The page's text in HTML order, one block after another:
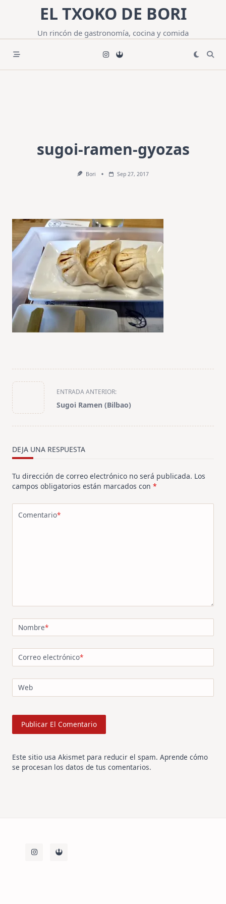
contenido
EL TXOKO DE BORI
Un rincón de gastronomía, cocina y comida
sugoi-ramen-gyozas
Bori Sep 27, 2017
<span
class="nav-
subtitle
screen-
text">Página</span>
ENTRADA ANTERIOR:
Sugoi Ramen (Bilbao)
DEJA UNA RESPUESTA
Tu dirección de correo electrónico no será publicada. Los
campos obligatorios están marcados con *
Comentario*
Nombre*
Correo electrónico*
Web
Este sitio usa Akismet para reducir el spam. Aprende cómo
se procesan los datos de tus comentarios.